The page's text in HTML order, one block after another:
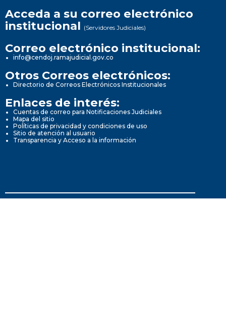
Acceda a su correo electrónico
institucional (Servidores Judiciales)
Correo electrónico institucional:
info@cendoj.ramajudicial.gov.co
Otros Correos electrónicos:
Directorio de Correos Electrónicos Institucionales
Enlaces de interés:
Cuentas de correo para Notificaciones Judiciales
Mapa del sitio
Políticas de privacidad y condiciones de uso
Sitio de atención al usuario
Transparencia y Acceso a la información